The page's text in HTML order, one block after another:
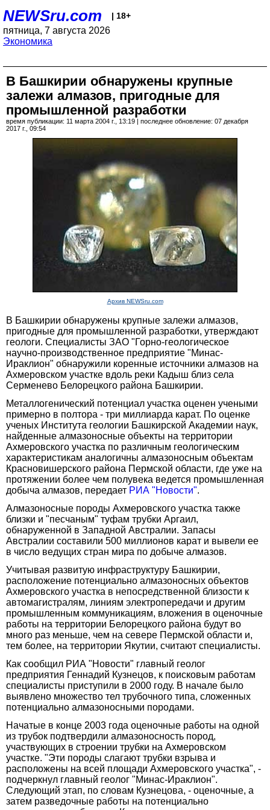
NEWSru.com | 18+
пятница, 7 августа 2026
Экономика
В Башкирии обнаружены крупные
залежи алмазов, пригодные для
промышленной разработки
время публикации: 11 марта 2004 г., 13:19 | последнее обновление: 07 декабря
2017 г., 09:54
Архив NEWSru.com
В Башкирии обнаружены крупные залежи алмазов,
пригодные для промышленной разработки, утверждают
геологи. Специалисты ЗАО "Горно-геологическое
научно-производственное предприятие "Минас-
Ираклион" обнаружили коренные источники алмазов на
Ахмеровском участке вдоль реки Кадыш близ села
Серменево Белорецкого района Башкирии.
Металлогенический потенциал участка оценен учеными
примерно в полтора - три миллиарда карат. По оценке
ученых Института геологии Башкирской Академии наук,
найденные алмазоносные объекты на территории
Ахмеровского участка по различным геологическим
характеристикам аналогичны алмазоносным объектам
Красновишерского района Пермской области, где уже на
протяжении более чем полувека ведется промышленная
добыча алмазов, передает РИА "Новости".
Алмазоносные породы Ахмеровского участка также
близки и "песчаным" туфам трубки Аргаил,
обнаруженной в Западной Австралии. Запасы
Австралии составили 500 миллионов карат и вывели ее
в число ведущих стран мира по добыче алмазов.
Учитывая развитую инфраструктуру Башкирии,
расположение потенциально алмазоносных объектов
Ахмеровского участка в непосредственной близости к
автомагистралям, линиям электропередачи и другим
промышленным коммуникациям, вложения в оценочные
работы на территории Белорецкого района будут во
много раз меньше, чем на севере Пермской области и,
тем более, на территории Якутии, считают специалисты.
Как сообщил РИА "Новости" главный геолог
предприятия Геннадий Кузнецов, к поисковым работам
специалисты приступили в 2000 году. В начале было
выявлено множество тел трубочного типа, сложенных
потенциально алмазоносными породами.
Начатые в конце 2003 года оценочные работы на одной
из трубок подтвердили алмазоносность пород,
участвующих в строении трубки на Ахмеровском
участке. "Эти породы слагают трубки взрыва и
расположены на всей площади Ахмеровского участка", -
подчеркнул главный геолог "Минас-Ираклион".
Следующий этап, по словам Кузнецова, - оценочные, а
затем разведочные работы на потенциально